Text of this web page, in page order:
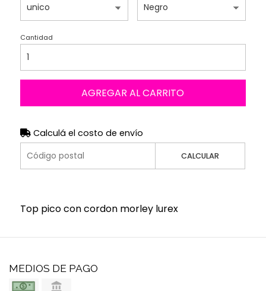
Cantidad
AGREGAR AL CARRITO
Calculá el costo de envío
CALCULAR
Top pico con cordon morley lurex
MEDIOS DE PAGO